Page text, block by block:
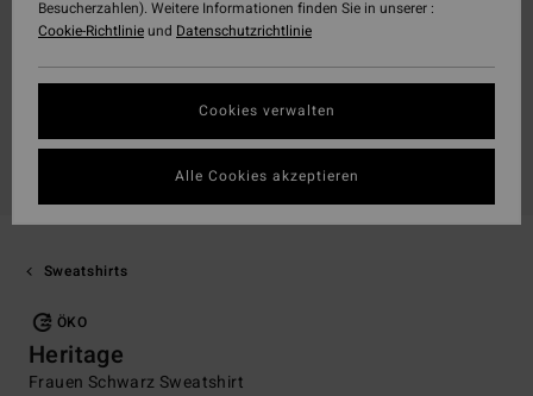
Sweatshirts
ÖKO
Heritage
Frauen Schwarz Sweatshirt
Besucherzahlen). Weitere Informationen finden Sie in unserer :
Cookie-Richtlinieund Datenschutzrichtlinie
Cookies verwalten
Alle Cookies akzeptieren